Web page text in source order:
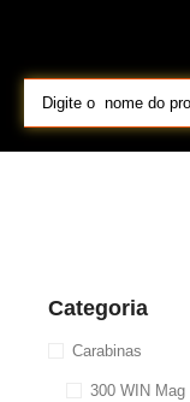
Categoria
Carabinas
300 WIN Mag